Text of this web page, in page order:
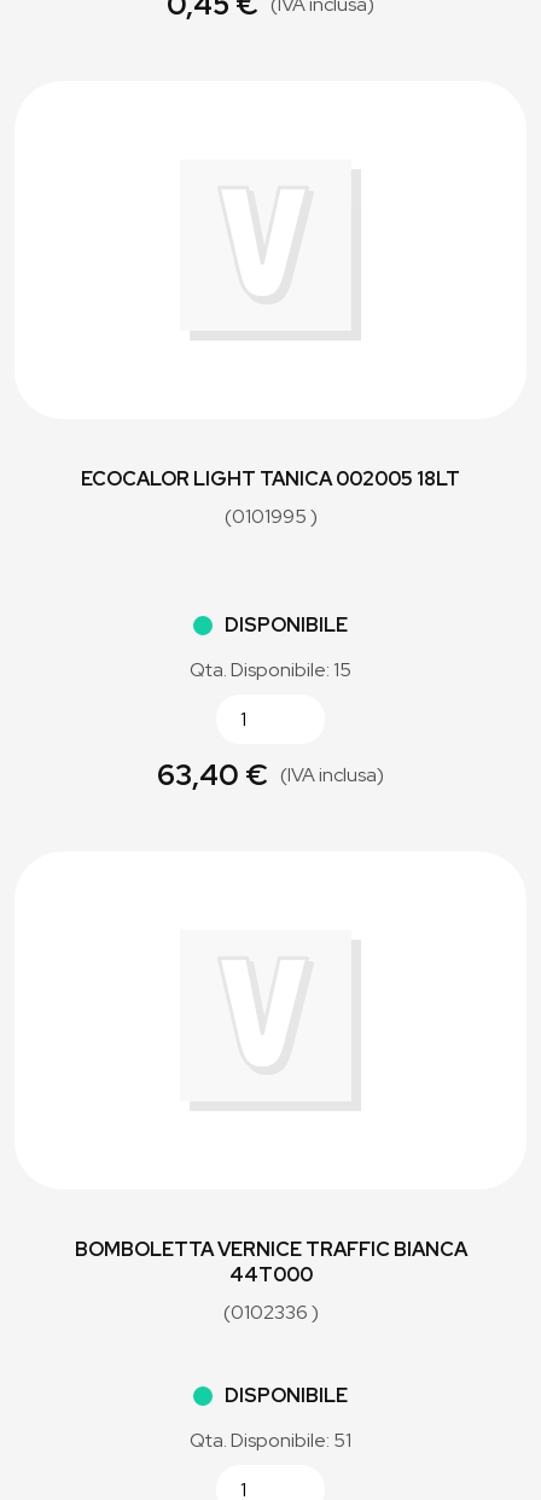
ECOCALOR LIGHT TANICA 002005 18LT
(0101995 )
DISPONIBILE
Qta. Disponibile: 15
63,40 € (IVA inclusa)
BOMBOLETTA VERNICE TRAFFIC BIANCA
44T000
(0102336 )
DISPONIBILE
Qta. Disponibile: 51